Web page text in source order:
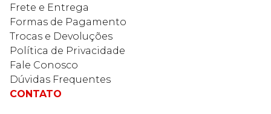
Frete e Entrega
Formas de Pagamento
Trocas e Devoluções
Política de Privacidade
Fale Conosco
Dúvidas Frequentes
CONTATO